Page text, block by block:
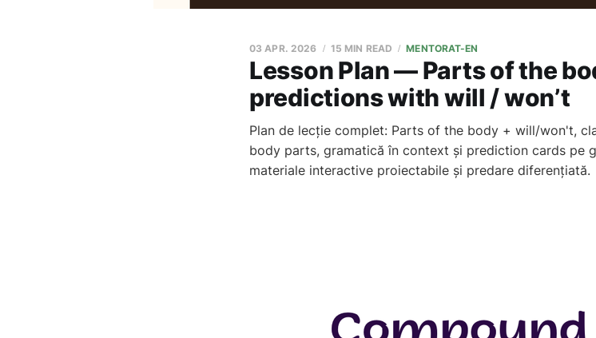
Lesson Plan — Parts of the
predictions with will / won’t
03 APR. 2026 15 MIN READ MENTORAT-EN
Plan de lecție complet: Parts of the body + will/won't,
body parts, gramatică în context și prediction cards pe
materiale interactive proiectabile și predare diferențiată.